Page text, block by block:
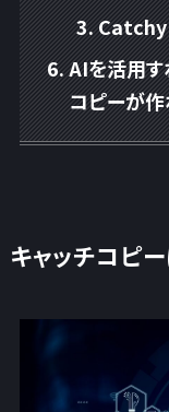
Catchy
AIを活用す
コピーが
キャッチコピ